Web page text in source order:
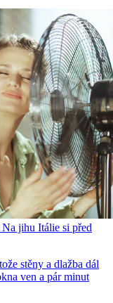
jihu Itálie si před
stěny a dlažba dál
ven a pár minut